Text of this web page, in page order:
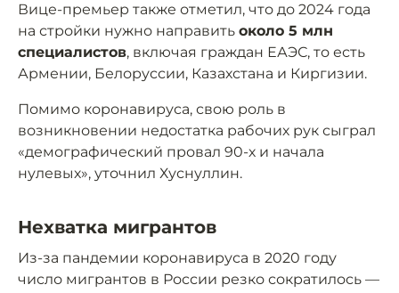
Вице-премьер также отметил, что до 2024 года
на стройки нужно направить около 5 млн
специалистов, включая граждан ЕАЭС, то есть
Армении, Белоруссии, Казахстана и Киргизии.
Помимо коронавируса, свою роль в
возникновении недостатка рабочих рук сыграл
«демографический провал 90-х и начала
нулевых», уточнил Хуснуллин.
Нехватка мигрантов
Из-за пандемии коронавируса в 2020 году
число мигрантов в России резко сократилось —